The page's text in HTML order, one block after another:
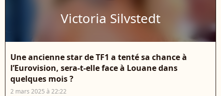
Victoria Silvstedt
Une ancienne star de TF1 a tenté sa chance à
l’Eurovision, sera-t-elle face à Louane dans
quelques mois ?
2 mars 2025 à 22:22